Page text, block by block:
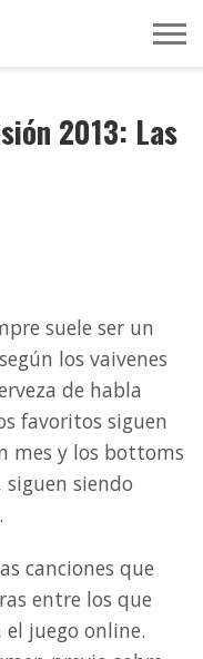
2013: Las
suele ser un
los vaivenes
de habla
favoritos siguen
mes y los bottoms
siendo
canciones que
entre los que
el juego online.